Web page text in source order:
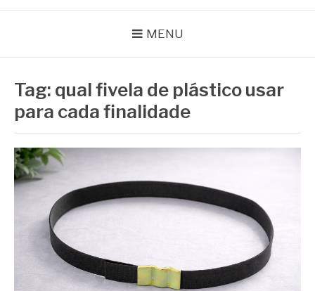
MENU
Tag: qual fivela de plástico usar
para cada finalidade